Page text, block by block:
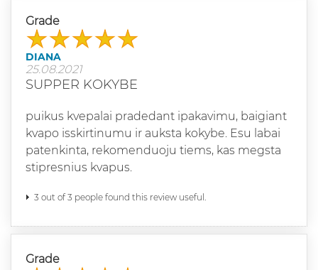
Grade
DIANA
25.08.2021
SUPPER KOKYBE
puikus kvepalai pradedant ipakavimu, baigiant
kvapo isskirtinumu ir auksta kokybe. Esu labai
patenkinta, rekomenduoju tiems, kas megsta
stipresnius kvapus.
3 out of 3 people found this review useful.
Grade